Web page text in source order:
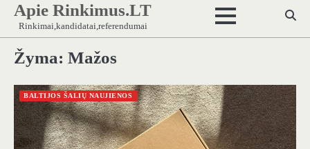
Skip
content
Apie Rinkimus.LT
Rinkimai,kandidatai,referendumai
Žyma: Mažos
BALTIJOS ŠALIŲ NAUJIENOS